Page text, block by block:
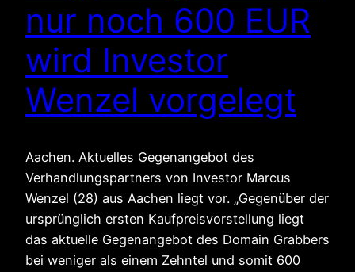
nur noch 600 EUR
wird Investor
Wenzel vorgelegt
Aachen. Aktuelles Gegenangebot des
Verhandlungspartners von Investor Marcus
Wenzel (28) aus Aachen liegt vor. „Gegenüber der
ursprünglich ersten Kaufpreisvorstellung liegt
das aktuelle Gegenangebot des Domain Grabbers
bei weniger als einem Zehntel und somit 600